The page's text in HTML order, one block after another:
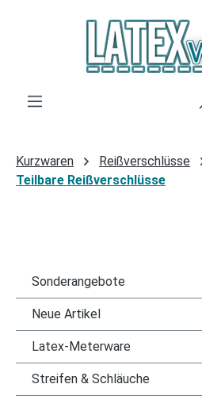
Zum Hauptinhalt springen
Kurzwaren
Reißverschlüsse
Teilbare Reißverschlüsse
Sonderangebote
Neue Artikel
Latex-Meterware
Streifen & Schläuche